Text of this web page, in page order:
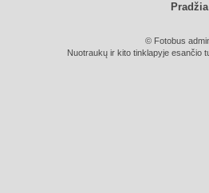
Pradžia
© Fotobus
Nuotraukų ir kito tinklapyje esančio